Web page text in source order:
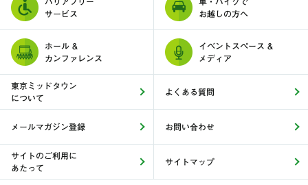
サービス
お越しの方へ
ホール &
カンファレンス
イベントスペース &
メディア
東京ミッドタウン
について
よくある質問
メールマガジン登録 お問い合わせ
サイトのご利用に
あたって
サイトマップ